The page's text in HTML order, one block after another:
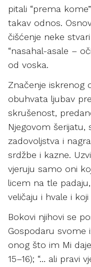
pitali “prema
takav odnos.
čišćenje neke
“nasahal-asale –
od voska.
Značenje iskrenog
obuhvata ljubav
skrušenost,
Njegovom šerijatu,
zadovoljstva i
srdžbe i kazne.
vjeruju samo oni
licem na tle
veličaju i hvale i
Bokovi njihovi se
Gospodaru svome
onog što im Mi
15–16); “… ali pravi